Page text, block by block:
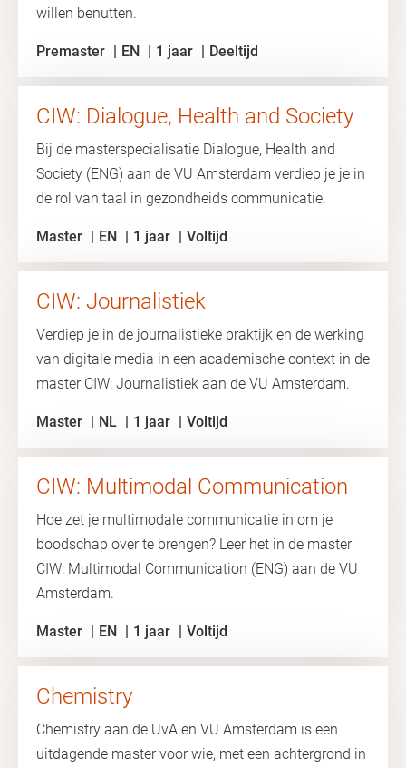
willen benutten.
Premaster EN 1 jaar Deeltijd
CIW: Dialogue, Health and Society
Bij de masterspecialisatie Dialogue, Health and
Society (ENG) aan de VU Amsterdam verdiep je je in
de rol van taal in gezondheids communicatie.
Master EN 1 jaar Voltijd
CIW: Journalistiek
Verdiep je in de journalistieke praktijk en de werking
van digitale media in een academische context in de
master CIW: Journalistiek aan de VU Amsterdam.
Master NL 1 jaar Voltijd
CIW: Multimodal Communication
Hoe zet je multimodale communicatie in om je
boodschap over te brengen? Leer het in de master
CIW: Multimodal Communication (ENG) aan de VU
Amsterdam.
Master EN 1 jaar Voltijd
Chemistry
Chemistry aan de UvA en VU Amsterdam is een
uitdagende master voor wie, met een achtergrond in